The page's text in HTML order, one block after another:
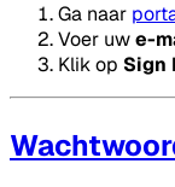
Ga naar
Voer uwe-
Klik op Sign